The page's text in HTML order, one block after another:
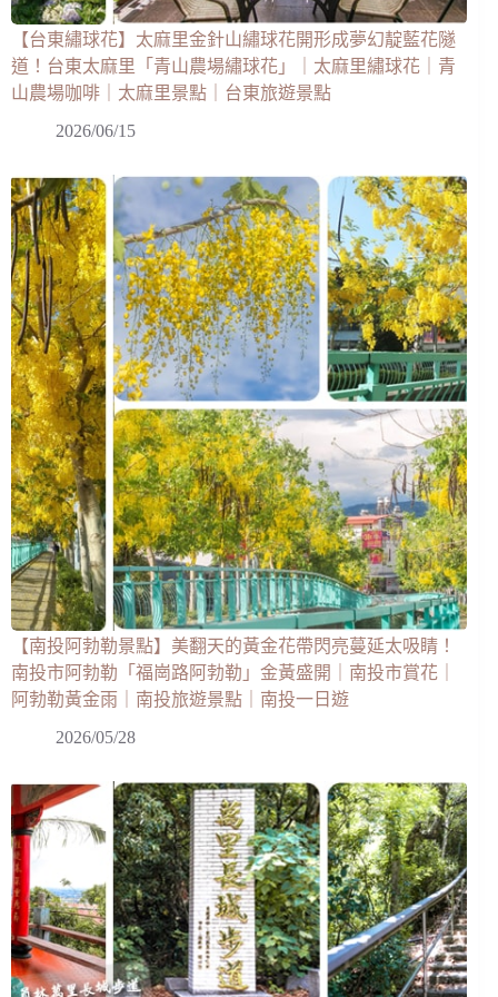
【台東繡球花】太麻里金針山繡球花開形成夢幻靛藍花隧
道！台東太麻里「青山農場繡球花」｜太麻里繡球花｜青
山農場咖啡｜太麻里景點｜台東旅遊景點
2026/06/15
【南投阿勃勒景點】美翻天的黃金花帶閃亮蔓延太吸睛！
南投市阿勃勒「福崗路阿勃勒」金黃盛開｜南投市賞花｜
阿勃勒黃金雨｜南投旅遊景點｜南投一日遊
2026/05/28